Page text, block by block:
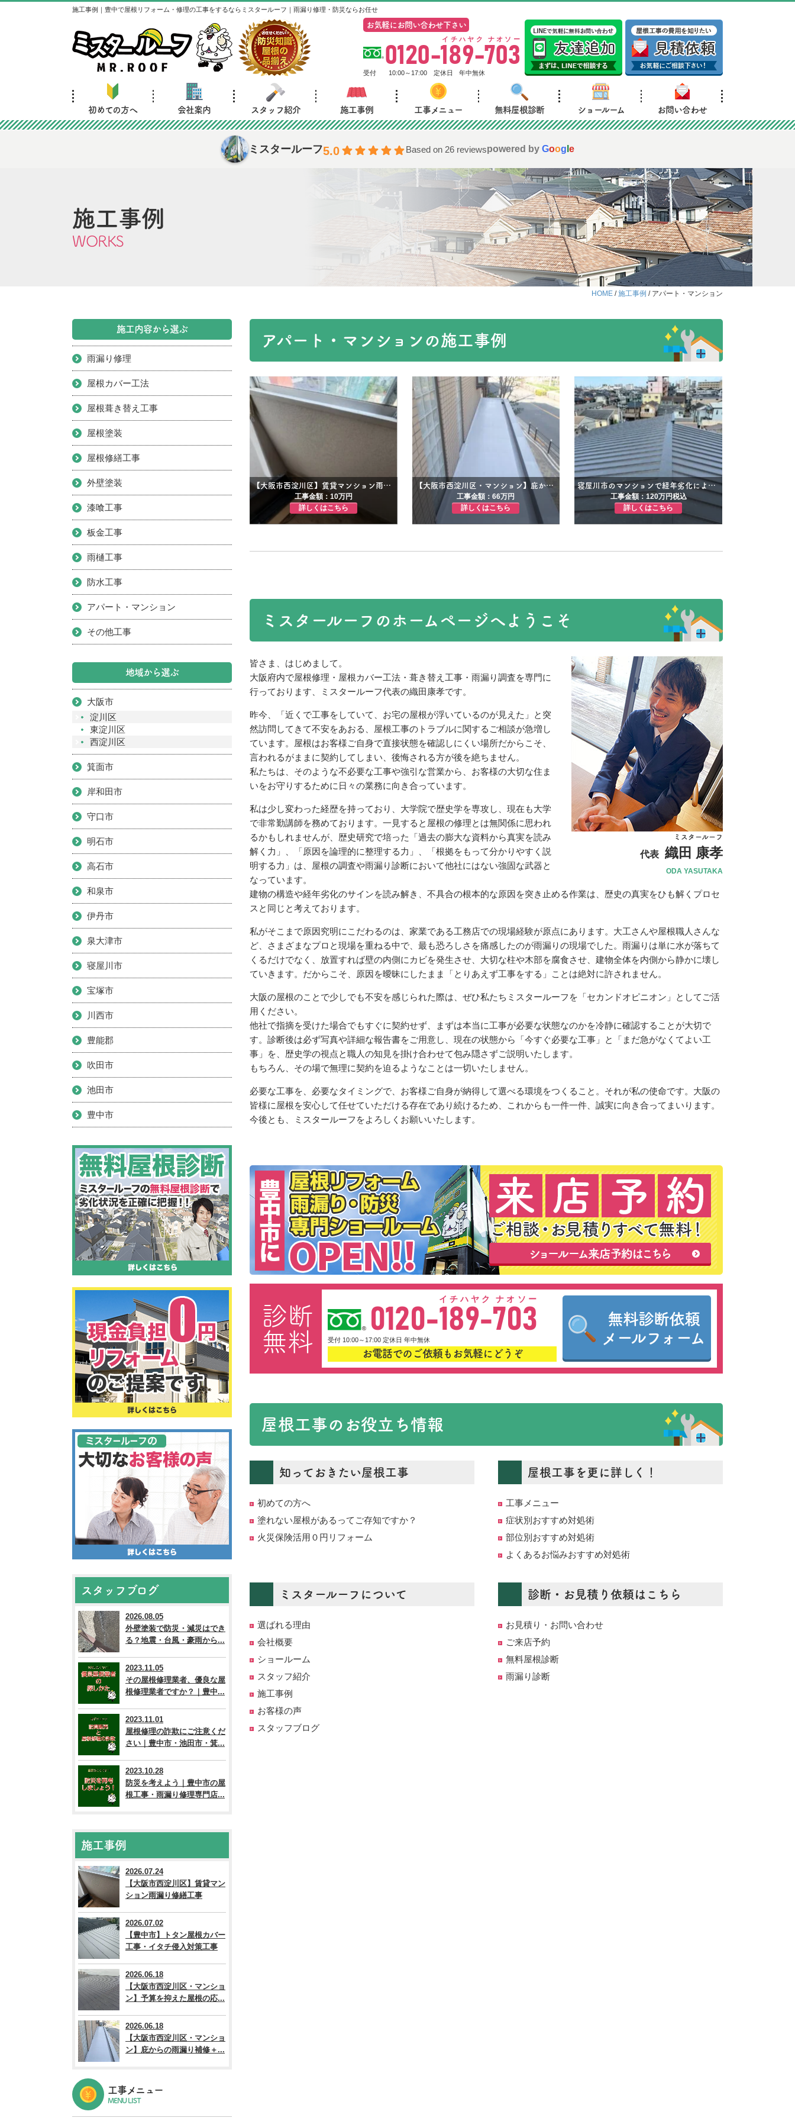
施工事例｜豊中で屋根リフォーム・修理の工事をするならミスタールーフ｜雨漏り修理・防災ならお任せ
お気軽にお問い合わせ下さい
0120-189-703
イチハヤク ナオソー
受付 10:00～17:00 定休日 年中無休
初めての方へ 会社案内 スタッフ紹介 施工事例 工事メニュー 無料屋根診断 ショールーム お問い合わせ
ミスタールーフ5.0 Based on 26 reviewspowered by Goog e
施工事例
WORKS
HOME /施工事例 / アパート・マンション
アパート・マンションの施工事例
【大阪市西淀川区】賃貸マンション雨漏り修繕工事
工事金額：10万円
詳しくはこちら
【大阪市西淀川区・マンション】庇からの雨漏り補修＋外壁塗装｜入居率を意識したアースカラー提案｜オーナー様向け事例
工事金額：66万円
詳しくはこちら
寝屋川市のマンションで経年劣化による雨漏り被害｜立平カバー工法をご提案☆
工事金額：120万円税込
詳しくはこちら
ミスタールーフのホームページへようこそ
ミスタールーフ
代表 織田 康孝
ODA YASUTAKA
皆さま、はじめまして。
大阪府内で屋根修理・屋根カバー工法・葺き替え工事・雨漏り調査を専門に
行っております、ミスタールーフ代表の織田康孝です。
昨今、「近くで工事をしていて、お宅の屋根が浮いているのが見えた」と突
然訪問してきて不安をあおる、屋根工事のトラブルに関するご相談が急増し
ています。屋根はお客様ご自身で直接状態を確認しにくい場所だからこそ、
言われるがままに契約してしまい、後悔される方が後を絶ちません。
私たちは、そのような不必要な工事や強引な営業から、お客様の大切な住ま
いをお守りするために日々の業務に向き合っています。
私は少し変わった経歴を持っており、大学院で歴史学を専攻し、現在も大学
で非常勤講師を務めております。一見すると屋根の修理とは無関係に思われ
るかもしれませんが、歴史研究で培った「過去の膨大な資料から真実を読み
解く力」、「原因を論理的に整理する力」、「根拠をもって分かりやすく説
明する力」は、屋根の調査や雨漏り診断において他社にはない強固な武器と
なっています。
建物の構造や経年劣化のサインを読み解き、不具合の根本的な原因を突き止める作業は、歴史の真実をひも解くプロセ
スと同じと考えております。
私がそこまで原因究明にこだわるのは、家業である工務店での現場経験が原点にあります。大工さんや屋根職人さんな
ど、さまざまなプロと現場を重ねる中で、最も恐ろしさを痛感したのが雨漏りの現場でした。雨漏りは単に水が落ちて
くるだけでなく、放置すれば壁の内側にカビを発生させ、大切な柱や木部を腐食させ、建物全体を内側から静かに壊し
ていきます。だからこそ、原因を曖昧にしたまま「とりあえず工事をする」ことは絶対に許されません。
大阪の屋根のことで少しでも不安を感じられた際は、ぜひ私たちミスタールーフを「セカンドオピニオン」としてご活
用ください。
他社で指摘を受けた場合でもすぐに契約せず、まずは本当に工事が必要な状態なのかを冷静に確認することが大切で
す。診断後は必ず写真や詳細な報告書をご用意し、現在の状態から「今すぐ必要な工事」と「まだ急がなくてよい工
事」を、歴史学の視点と職人の知見を掛け合わせて包み隠さずご説明いたします。
もちろん、その場で無理に契約を迫るようなことは一切いたしません。
必要な工事を、必要なタイミングで、お客様ご自身が納得して選べる環境をつくること。それが私の使命です。大阪の
皆様に屋根を安心して任せていただける存在であり続けるため、これからも一件一件、誠実に向き合ってまいります。
今後とも、ミスタールーフをよろしくお願いいたします。
診断
無料
0120-189-703
イチハヤク ナオソー
受付 10:00～17:00 定休日 年中無休
お電話でのご依頼もお気軽にどうぞ
無料診断依頼
メールフォーム
屋根工事のお役立ち情報
知っておきたい屋根工事
初めての方へ
塗れない屋根があるってご存知ですか？
火災保険活用０円リフォーム
屋根工事を更に詳しく！
工事メニュー
症状別おすすめ対処術
部位別おすすめ対処術
よくあるお悩みおすすめ対処術
ミスタールーフについて
選ばれる理由
会社概要
ショールーム
スタッフ紹介
施工事例
お客様の声
スタッフブログ
診断・お見積り依頼はこちら
お見積り・お問い合わせ
ご来店予約
無料屋根診断
雨漏り診断
施工内容から選ぶ
雨漏り修理
屋根カバー工法
屋根葺き替え工事
屋根塗装
屋根修繕工事
外壁塗装
漆喰工事
板金工事
雨樋工事
防水工事
アパート・マンション
その他工事
地域から選ぶ
大阪市
淀川区
東淀川区
西淀川区
箕面市
岸和田市
守口市
明石市
高石市
和泉市
伊丹市
泉大津市
寝屋川市
宝塚市
川西市
豊能郡
吹田市
池田市
豊中市
スタッフブログ
2026.08.05
外壁塗装で防災・減災はでき
る？地震・台風・豪雨から...
2023.11.05
その屋根修理業者、優良な屋
根修理業者ですか？｜豊中...
2023.11.01
屋根修理の詐欺にご注意くだ
さい｜豊中市・池田市・箕...
2023.10.28
防災を考えよう｜豊中市の屋
根工事・雨漏り修理専門店...
施工事例
2026.07.24
【大阪市西淀川区】賃貸マン
ション雨漏り修繕工事
2026.07.02
【豊中市】トタン屋根カバー
工事・イタチ侵入対策工事
2026.06.18
【大阪市西淀川区・マンショ
ン】予算を抑えた屋根の応...
2026.06.18
【大阪市西淀川区・マンショ
ン】庇からの雨漏り補修＋...
工事メニュー
MENU LIST